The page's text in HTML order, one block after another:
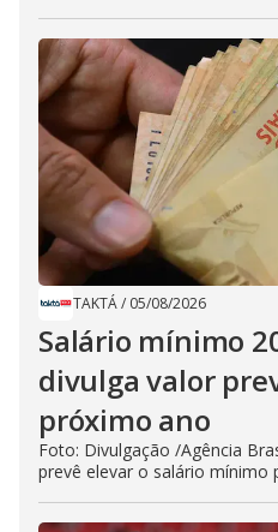
TAKTÁ/ 05/08/2026
Salário mínimo
divulga valor
próximo ano
Foto: Divulgação /Agência
prevê elevar o salário mínimo